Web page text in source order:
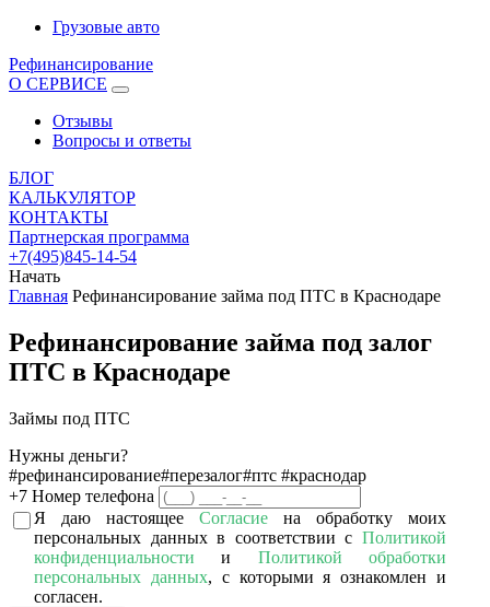
Грузовые авто
Рефинансирование
О СЕРВИСЕ
Отзывы
Вопросы и ответы
БЛОГ
КАЛЬКУЛЯТОР
КОНТАКТЫ
Партнерская программа
+7(495)845-14-54
Начать
Главная Рефинансирование займа под ПТС в Краснодаре
Рефинансирование займа под залог
ПТС в Краснодаре
Займы под ПТС
Нужны деньги?
#рефинансирование#перезалог#птс #краснодар
+7 Номер телефона
Я даю настоящее Согласие на обработку моих
персональных данных в соответствии с Политикой
конфиденциальности и Политикой обработки
персональных данных, с которыми я ознакомлен и
согласен.